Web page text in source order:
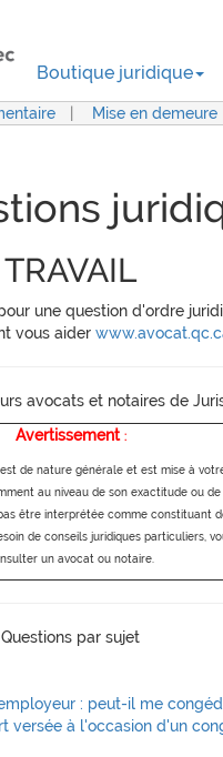
Boutique juridique
Mise en demeure
TRAVAIL
une question d'ordre
vous aider
avocats et notaires de
Avertissement :
de nature générale et est mise à
au niveau de son exactitude ou de
être interprétée comme constituant
de conseils juridiques particuliers,
un avocat ou notaire.
Questions par sujet
: peut-il me
versée à l'occasion d'un